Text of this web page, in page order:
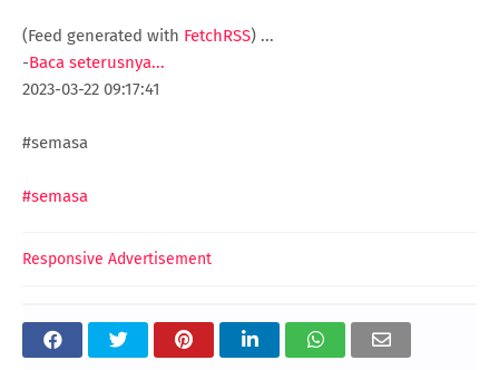
(Feed generated with FetchRSS) ...
-Baca seterusnya...
2023-03-22 09:17:41
#semasa
#semasa
Responsive Advertisement